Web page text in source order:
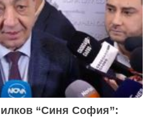
“Синя София”: